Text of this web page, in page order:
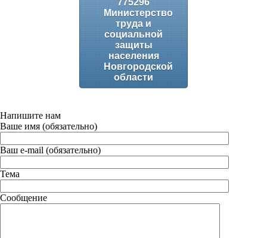
775296
Министерство
труда и
социальной
защиты
населения
Новгородской
области
Напишите нам
Ваше имя (обязательно)
Ваш e-mail (обязательно)
Тема
Сообщение